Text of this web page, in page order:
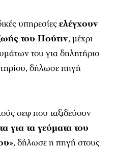
υπηρεσίεςελέγχουν
του Πούτιν, μέχρι
του για δηλητήριο
δήλωσε πηγή
σεφ που ταξιδεύουν
για τα γεύματα του
», δήλωσε η πηγή στους